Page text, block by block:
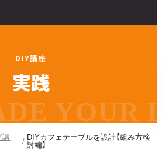
ンダウンロード
D IY講座
実践
YOUR
講
DIYカフェテーブルを設計【組み方検
討編】